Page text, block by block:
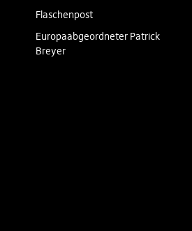
Flaschenpost
Europaabgeordneter Patrick
Breyer